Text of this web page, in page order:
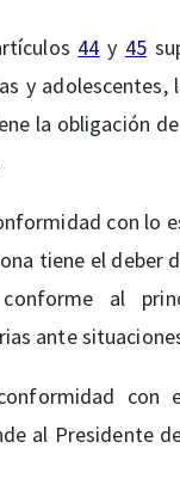
44 y 45
y
la obligación
con lo
tiene el deber
al
ante
con
al Presidente